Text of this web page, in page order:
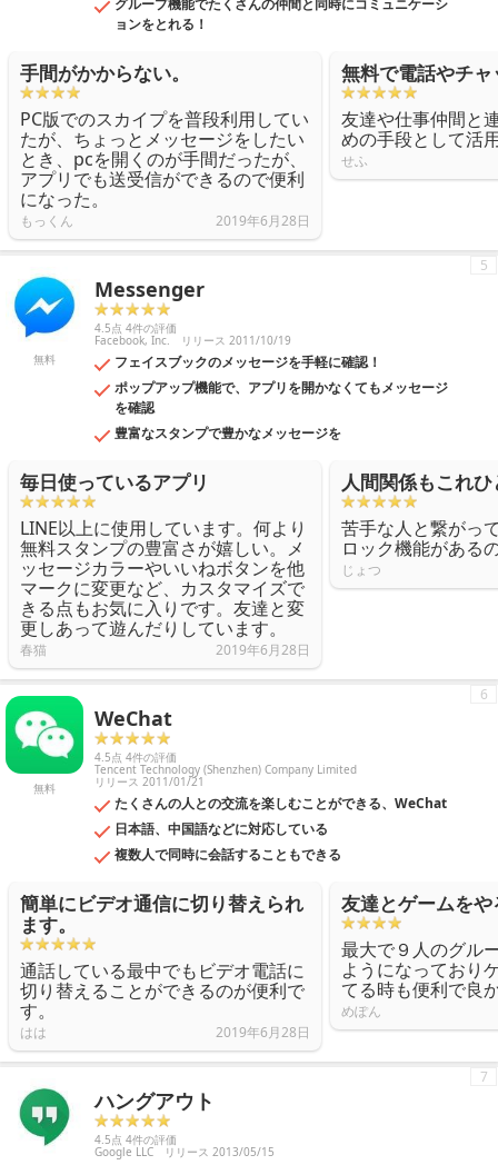
グループ機能でたくさんの仲間と同時にコミュニケーシ
ョンをとれる！
手間がかからない。
PC版でのスカイプを普段利用してい
たが、ちょっとメッセージをしたい
とき、pcを開くのが手間だったが、
アプリでも送受信ができるので便利
になった。
もっくん 2019年6月28日
無料で電話やチ
友達や仕事仲間と
めの手段として活
せふ
無料
Messenger
4.5点 4件の評価
Facebook, Inc. リリース 2011/10/19
フェイスブックのメッセージを手軽に確認！
ポップアップ機能で、アプリを開かなくてもメッセージ
を確認
豊富なスタンプで豊かなメッセージを
5
毎日使っているアプリ
LINE以上に使用しています。何より
無料スタンプの豊富さが嬉しい。メ
ッセージカラーやいいねボタンを他
マークに変更など、カスタマイズで
きる点もお気に入りです。友達と変
更しあって遊んだりしています。
春猫 2019年6月28日
人間関係もこれひ
苦手な人と繋がっ
ロック機能がある
じょつ
無料
WeChat
4.5点 4件の評価
Tencent Technology (Shenzhen) Company Limited
リリース 2011/01/21
たくさんの人との交流を楽しむことができる、WeChat
日本語、中国語などに対応している
複数人で同時に会話することもできる
6
簡単にビデオ通信に切り替えられ
ます。
通話している最中でもビデオ電話に
切り替えることができるのが便利で
す。
はは 2019年6月28日
友達とゲームを
最大で９人のグル
ようになっており
てる時も便利で良
めぽん
ハングアウト
4.5点 4件の評価
Google LLC リリース 2013/05/15
7